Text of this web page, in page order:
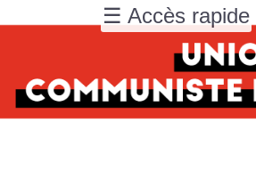
☰ Accès rapide